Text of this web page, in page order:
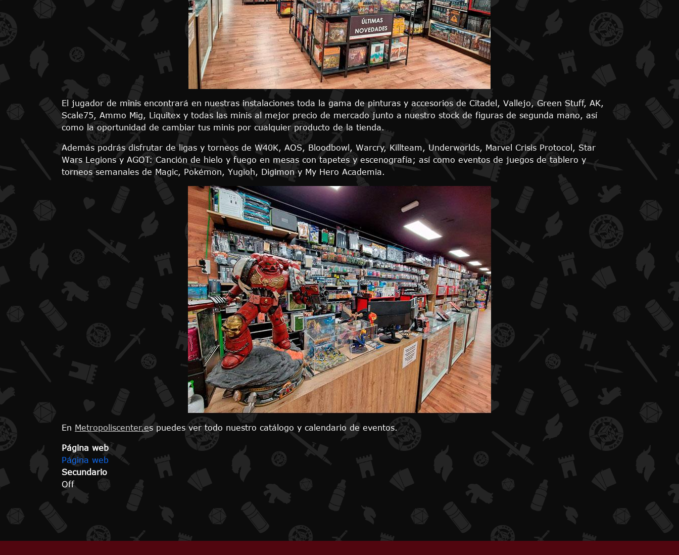
El jugador de minis encontrará en nuestras instalaciones toda la gama de pinturas y accesorios de Citadel, Vallejo, Green Stuff, AK,
Scale75, Ammo Mig, Liquitex y todas las minis al mejor precio de mercado junto a nuestro stock de figuras de segunda mano, así
como la oportunidad de cambiar tus minis por cualquier producto de la tienda.
Además podrás disfrutar de ligas y torneos de W40K, AOS, Bloodbowl, Warcry, Killteam, Underworlds, Marvel Crisis Protocol, Star
Wars Legions y AGOT: Canción de hielo y fuego en mesas con tapetes y escenografía; así como eventos de juegos de tablero y
torneos semanales de Magic, Pokémon, Yugioh, Digimon y My Hero Academia.
En Metropoliscenter.es puedes ver todo nuestro catálogo y calendario de eventos.
Página web
Página web
Secundario
Off